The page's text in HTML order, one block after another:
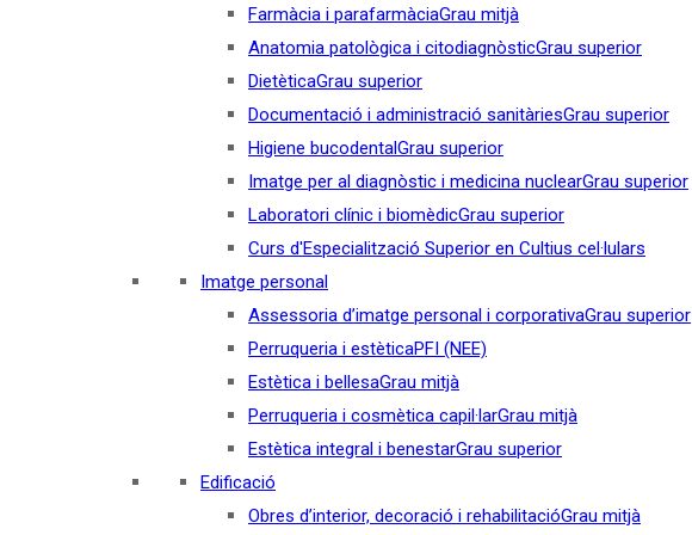
Farmàcia i parafarmàciaGrau mitjà
Anatomia patològica i citodiagnòsticGrau superior
DietèticaGrau superior
Documentació i administració sanitàriesGrau superior
Higiene bucodentalGrau superior
Imatge per al diagnòstic i medicina nuclearGrau superior
Laboratori clínic i biomèdicGrau superior
Curs d'Especialització Superior en Cultius cel·lulars
Imatge personal
Assessoria d’imatge personal i corporativaGrau superior
Perruqueria i estèticaPFI (NEE)
Estètica i bellesaGrau mitjà
Perruqueria i cosmètica capil·larGrau mitjà
Estètica integral i benestarGrau superior
Edificació
Obres d’interior, decoració i rehabilitacióGrau mitjà